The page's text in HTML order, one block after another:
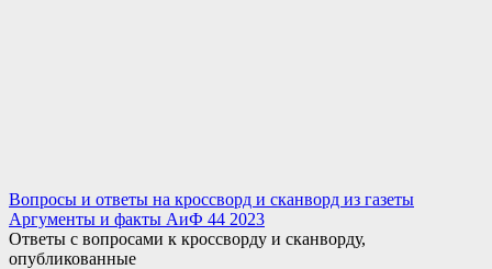
Вопросы и ответы на кроссворд и сканворд из газеты
Аргументы и факты АиФ 44 2023
Ответы с вопросами к кроссворду и сканворду,
опубликованные